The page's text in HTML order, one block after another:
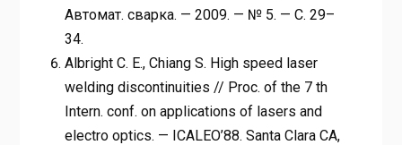
Автомат. сварка. — 2009. — № 5. — С. 29–
34.
Albright C. E., Chiang S. High speed laser
welding discontinuities // Proc. of the 7 th
Intern. conf. on applications of lasers and
electro optics. — ICALEO’88. Santa Clara CA,